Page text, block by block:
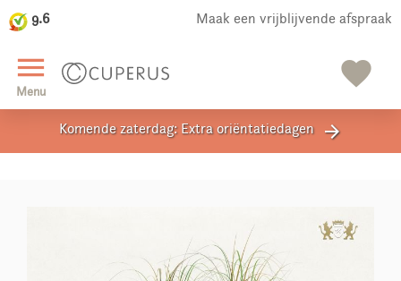
9.6 Maak een vrijblijvende afspraak
menu
Menu favorite
close
Komende zaterdag: Extra oriëntatiedagen arrow_forward